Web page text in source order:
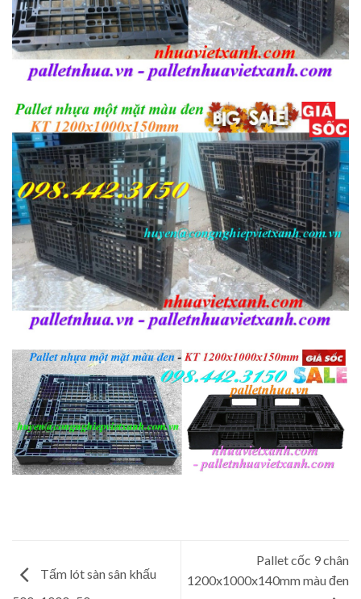
Tấm lót sàn sân khấu
Pallet cốc 9 chân
1200x1000x140mm màu đen